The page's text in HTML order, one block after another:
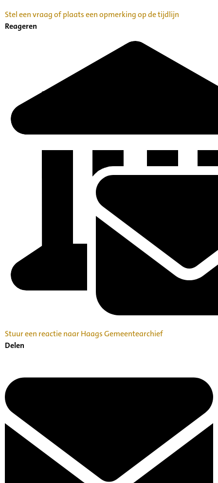
Stel een vraag of plaats een opmerking op de tijdlijn
Reageren
Stuur een reactie naar Haags Gemeentearchief
Delen